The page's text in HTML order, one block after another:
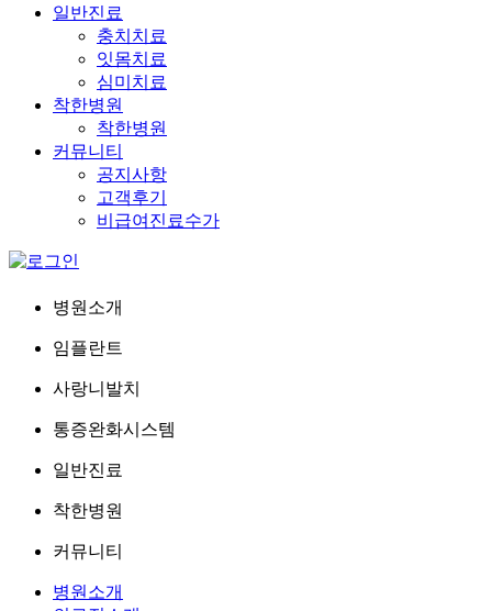
일반진료
충치치료
잇몸치료
심미치료
착한병원
착한병원
커뮤니티
공지사항
고객후기
비급여진료수가
병원소개
임플란트
사랑니발치
통증완화시스템
일반진료
착한병원
커뮤니티
병원소개